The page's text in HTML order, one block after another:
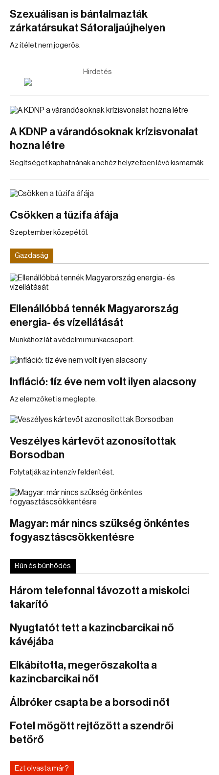
Szexuálisan is bántalmazták
zárkatársukat Sátoraljaújhelyen
Az ítélet nem jogerős.
Hirdetés
A KDNP a várandósoknak krízisvonalat
hozna létre
Segítséget kaphatnának a nehéz helyzetben lévő kismamák.
Csökken a tűzifa áfája
Szeptember közepétől.
Gazdaság
Ellenállóbbá tennék Magyarország
energia- és vízellátását
Munkához lát a védelmi munkacsoport.
Infláció: tíz éve nem volt ilyen alacsony
Az elemzőket is meglepte.
Veszélyes kártevőt azonosítottak
Borsodban
Folytatják az intenzív felderítést.
Magyar: már nincs szükség önkéntes
fogyasztáscsökkentésre
Bűn és bűnhődés
Három telefonnal távozott a miskolci
takarító
Nyugtatót tett a kazincbarcikai nő
kávéjába
Elkábította, megerőszakolta a
kazincbarcikai nőt
Álbróker csapta be a borsodi nőt
Fotel mögött rejtőzött a szendrői
betörő
Ezt olvasta már?